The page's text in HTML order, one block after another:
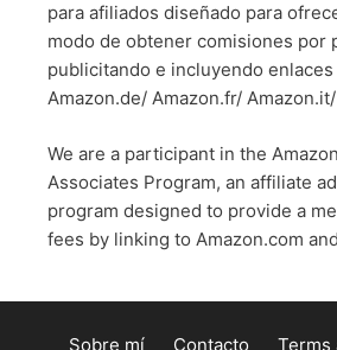
para afiliados diseñado para
modo de obtener comisiones por
publicitando e incluyendo
Amazon.de/ Amazon.fr/
We are a participant in the
Associates Program, an affiliate
program designed to provide a
fees by linking to Amazon.com
Sobre mí Contacto Terms